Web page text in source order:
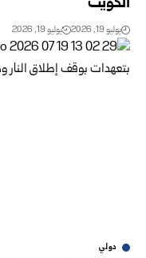
يوليو 19, 2026 يوليو 19, 2026
دولي